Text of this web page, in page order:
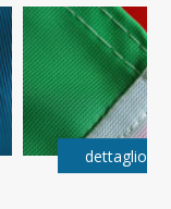
dettaglio